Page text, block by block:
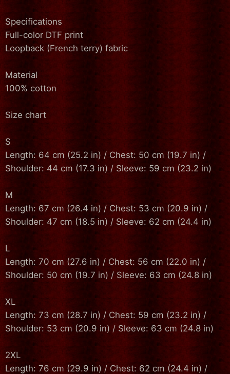
Specifications
Full-color DTF print
Loopback (French terry) fabric
Material
100% cotton
Size chart
S
Length: 64 cm (25.2 in) / Chest: 50 cm (19.7 in) /
Shoulder: 44 cm (17.3 in) / Sleeve: 59 cm (23.2 in)
M
Length: 67 cm (26.4 in) / Chest: 53 cm (20.9 in) /
Shoulder: 47 cm (18.5 in) / Sleeve: 62 cm (24.4 in)
L
Length: 70 cm (27.6 in) / Chest: 56 cm (22.0 in) /
Shoulder: 50 cm (19.7 in) / Sleeve: 63 cm (24.8 in)
XL
Length: 73 cm (28.7 in) / Chest: 59 cm (23.2 in) /
Shoulder: 53 cm (20.9 in) / Sleeve: 63 cm (24.8 in)
2XL
Length: 76 cm (29.9 in) / Chest: 62 cm (24.4 in) /